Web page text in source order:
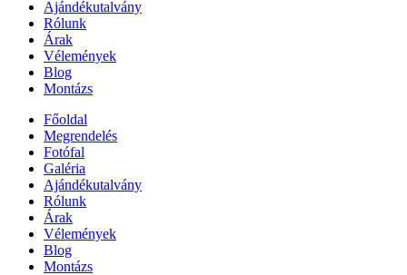
Ajándékutalvány
Rólunk
Árak
Vélemények
Blog
Montázs
Főoldal
Megrendelés
Fotófal
Galéria
Ajándékutalvány
Rólunk
Árak
Vélemények
Blog
Montázs